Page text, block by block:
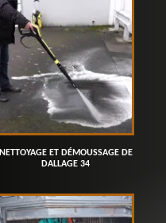
NETTOYAGE ET DÉMOUSSAGE DE
DALLAGE 34